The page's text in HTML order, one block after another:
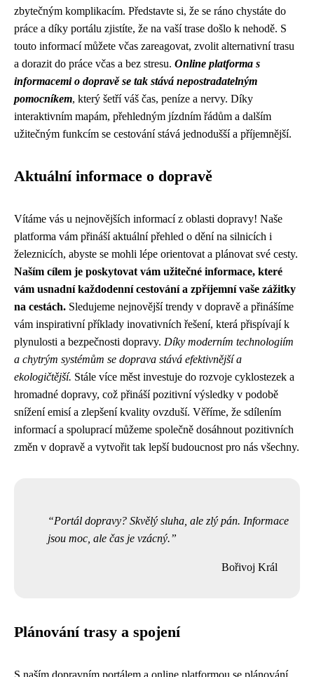
zbytečným komplikacím. Představte si, že se ráno chystáte do
práce a díky portálu zjistíte, že na vaší trase došlo k nehodě. S
touto informací můžete včas zareagovat, zvolit alternativní trasu
a dorazit do práce včas a bez stresu. Online platforma s
informacemi o dopravě se tak stává nepostradatelným
pomocníkem, který šetří váš čas, peníze a nervy. Díky
interaktivním mapám, přehledným jízdním řádům a dalším
užitečným funkcím se cestování stává jednodušší a příjemnější.
Aktuální informace o dopravě
Vítáme vás u nejnovějších informací z oblasti dopravy! Naše
platforma vám přináší aktuální přehled o dění na silnicích i
železnicích, abyste se mohli lépe orientovat a plánovat své cesty.
Naším cílem je poskytovat vám užitečné informace, které
vám usnadní každodenní cestování a zpříjemní vaše zážitky
na cestách. Sledujeme nejnovější trendy v dopravě a přinášíme
vám inspirativní příklady inovativních řešení, která přispívají k
plynulosti a bezpečnosti dopravy. Díky moderním technologiím
a chytrým systémům se doprava stává efektivnější a
ekologičtější. Stále více měst investuje do rozvoje cyklostezek a
hromadné dopravy, což přináší pozitivní výsledky v podobě
snížení emisí a zlepšení kvality ovzduší. Věříme, že sdílením
informací a spoluprací můžeme společně dosáhnout pozitivních
změn v dopravě a vytvořit tak lepší budoucnost pro nás všechny.
Portál dopravy? Skvělý sluha, ale zlý pán. Informace
jsou moc, ale čas je vzácný.
Bořivoj Král
Plánování trasy a spojení
S naším dopravním portálem a online platformou se plánování